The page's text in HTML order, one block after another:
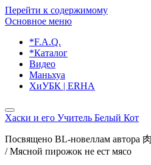
Перейти к содержимому
Основное меню
*F.A.Q.
*Каталог
Видео
Маньхуа
ХиУБК | ERHA
Хаски и его Учитель Белый Кот
Посвящено BL-новеллам автора
/ Мясной пирожок не ест мясо